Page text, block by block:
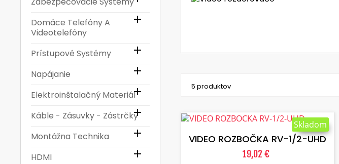
Domáce Telefóny A
Videotelefóny

Prístupové Systémy 
Napájanie 
Elektroinštalačný Materiál
Káble - Zásuvky - Zástrčky

Montážna Technika 
HDMI 
5 produktov
VLOŽIŤ DO KOŠÍKA
VIDEO ROZBOČKA RV-1/2-UHD
19,02 €
Skladom